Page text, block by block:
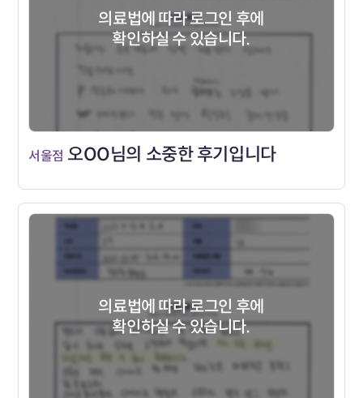
의료법에 따라 로그인 후에
확인하실 수 있습니다.
서울점 오OO님의 소중한 후기입니다
의료법에 따라 로그인 후에
확인하실 수 있습니다.